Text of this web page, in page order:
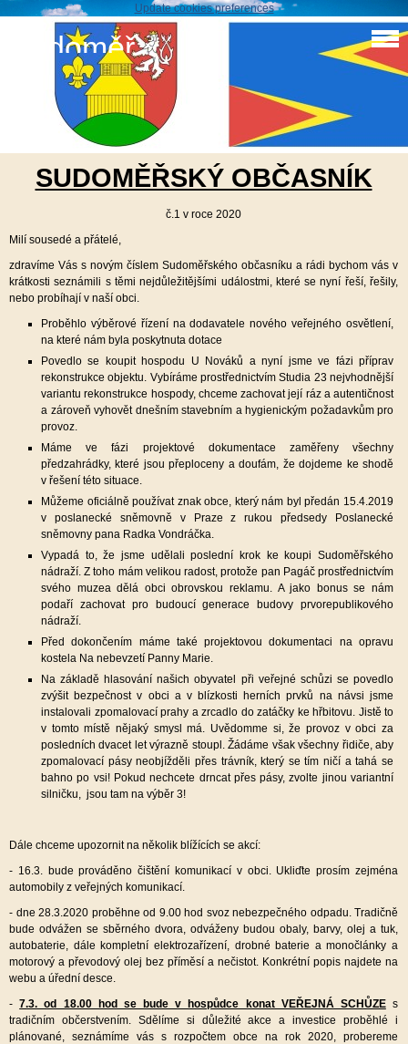
Update cookies preferences
Sudoměř
Sudoměřský občasník 1/2020
24. 2. 2020
SUDOMĚŘSKÝ OBČASNÍK
č.1 v roce 2020
Milí sousedé a přátelé,
zdravíme Vás s novým číslem Sudoměřského občasníku a rádi bychom vás v
krátkosti seznámili s těmi nejdůležitějšími událostmi, které se nyní řeší, řešily,
nebo probíhají v naší obci.
Proběhlo výběrové řízení na dodavatele nového veřejného osvětlení,
na které nám byla poskytnuta dotace
Povedlo se koupit hospodu U Nováků a nyní jsme ve fázi příprav
rekonstrukce objektu. Vybíráme prostřednictvím Studia 23 nejvhodnější
variantu rekonstrukce hospody, chceme zachovat její ráz a autentičnost
a zároveň vyhovět dnešním stavebním a hygienickým požadavkům pro
provoz.
Máme ve fázi projektové dokumentace zaměřeny všechny
předzahrádky, které jsou přeploceny a doufám, že dojdeme ke shodě
v řešení této situace.
Můžeme oficiálně používat znak obce, který nám byl předán 15.4.2019
v poslanecké sněmovně v Praze z rukou předsedy Poslanecké
sněmovny pana Radka Vondráčka.
Vypadá to, že jsme udělali poslední krok ke koupi Sudoměřského
nádraží. Z toho mám velikou radost, protože pan Pagáč prostřednictvím
svého muzea dělá obci obrovskou reklamu. A jako bonus se nám
podaří zachovat pro budoucí generace budovy prvorepublikového
nádraží.
Před dokončením máme také projektovou dokumentaci na opravu
kostela Na nebevzetí Panny Marie.
Na základě hlasování našich obyvatel při veřejné schůzi se povedlo
zvýšit bezpečnost v obci a v blízkosti herních prvků na návsi jsme
instalovali zpomalovací prahy a zrcadlo do zatáčky ke hřbitovu. Jistě to
v tomto místě nějaký smysl má. Uvědomme si, že provoz v obci za
posledních dvacet let výrazně stoupl. Žádáme však všechny řidiče, aby
zpomalovací pásy neobjížděli přes trávník, který se tím ničí a tahá se
bahno po vsi! Pokud nechcete drncat přes pásy, zvolte jinou variantní
silničku, jsou tam na výběr 3!
Dále chceme upozornit na několik blížících se akcí:
- 16.3. bude prováděno čištění komunikací v obci. Ukliďte prosím zejména
automobily z veřejných komunikací.
- dne 28.3.2020 proběhne od 9.00 hod svoz nebezpečného odpadu. Tradičně
bude odvážen se sběrného dvora, odváženy budou obaly, barvy, olej a tuk,
autobaterie, dále kompletní elektrozařízení, drobné baterie a monočlánky a
motorový a převodový olej bez příměsí a nečistot. Konkrétní popis najdete na
webu a úřední desce.
-7.3. od 18.00 hod se bude v hospůdce konat VEŘEJNÁ SCHŮZEs
tradičním občerstvením. Sdělíme si důležité akce a investice proběhlé i
plánované, seznámíme vás s rozpočtem obce na rok 2020, probereme